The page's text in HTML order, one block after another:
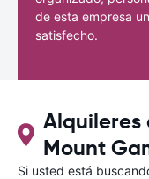
de esta empresa
satisfecho.
Mount
Si usted está